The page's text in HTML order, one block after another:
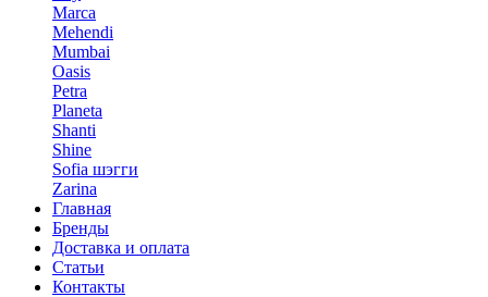
Marca
Mehendi
Mumbai
Oasis
Petra
Planeta
Shanti
Shine
Sofia шэгги
Zarina
Главная
Бренды
Доставка и оплата
Статьи
Контакты